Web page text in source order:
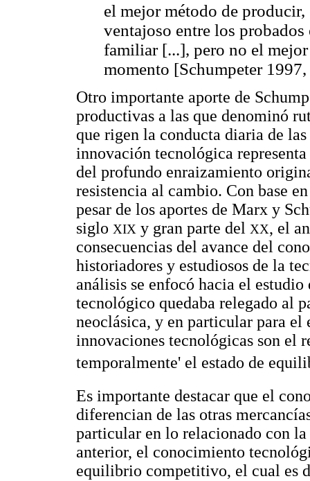
el mejor método de
ventajoso entre los
familiar [...], pero no el
momento [Schumpeter
Otro importante aporte de
productivas a las que denominó
que rigen la conducta diaria de
innovación tecnológica
del profundo enraizamiento
resistencia al cambio. Con base
pesar de los aportes de Marx y
siglo XIX y gran parte del XX, el
consecuencias del avance del
historiadores y estudiosos de la
análisis se enfocó hacia el
tecnológico quedaba relegado al
neoclásica, y en particular para
innovaciones tecnológicas son el
temporalmente' el estado de
Es importante destacar que el
diferencian de las otras
particular en lo relacionado con
anterior, el conocimiento
equilibrio competitivo, el cual es